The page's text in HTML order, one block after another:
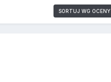
SORTUJ WG OCENY